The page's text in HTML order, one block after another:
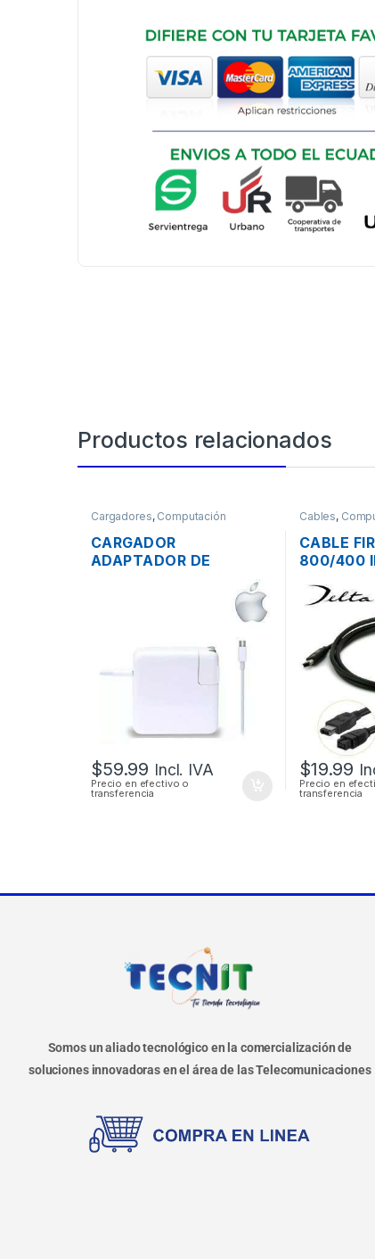
Productos relacionados
Cargadores, Computación
CARGADOR
ADAPTADOR DE
A1718 PARA MACBOOK
PRO USB-C 20V 3A 61W
$59.99 Incl. IVA
Precio en efectivo o
transferencia
Cables,
CABLE
800/400
60CM
$19.99
Precio en
transferencia
Somos un aliado tecnológico en la comercialización de
soluciones innovadoras en el área de las Telecomunicaciones